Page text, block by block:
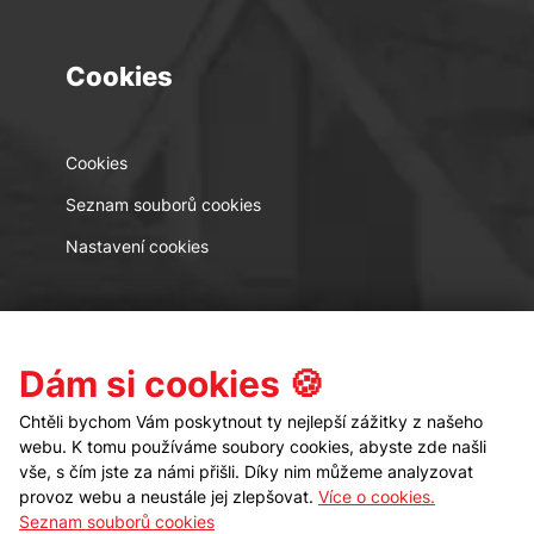
Cookies
Cookies
Seznam souborů cookies
Nastavení cookies
Kontakt Sledujte nás
Dám si cookies 🍪
Chtěli bychom Vám poskytnout ty nejlepší zážitky z našeho
webu. K tomu používáme soubory cookies, abyste zde našli
vše, s čím jste za námi přišli. Díky nim můžeme analyzovat
provoz webu a neustále jej zlepšovat. Více o cookies.
Seznam souborů cookies